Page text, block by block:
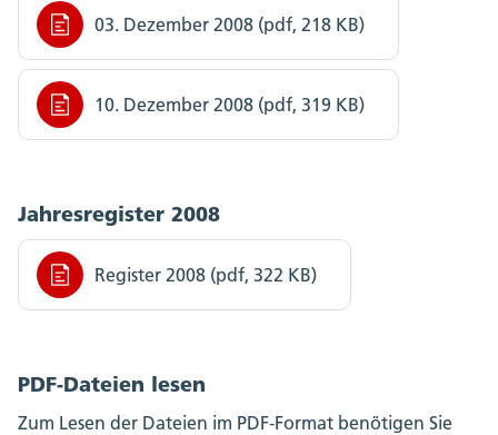
03. Dezember 2008 (pdf, 218 KB)
10. Dezember 2008 (pdf, 319 KB)
Jahresregister 2008
Register 2008 (pdf, 322 KB)
PDF-Dateien lesen
Zum Lesen der Dateien im PDF-Format benötigen Sie